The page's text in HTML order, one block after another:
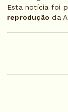
Esta notícia foi
reprodução da